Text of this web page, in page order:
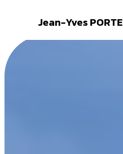
Jean-Yves PORTE
Panneau de gestion des cookies